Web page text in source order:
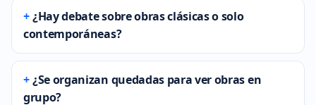
¿Hay debate sobre obras clásicas o solo
contemporáneas?
¿Se organizan quedadas para ver obras en
grupo?